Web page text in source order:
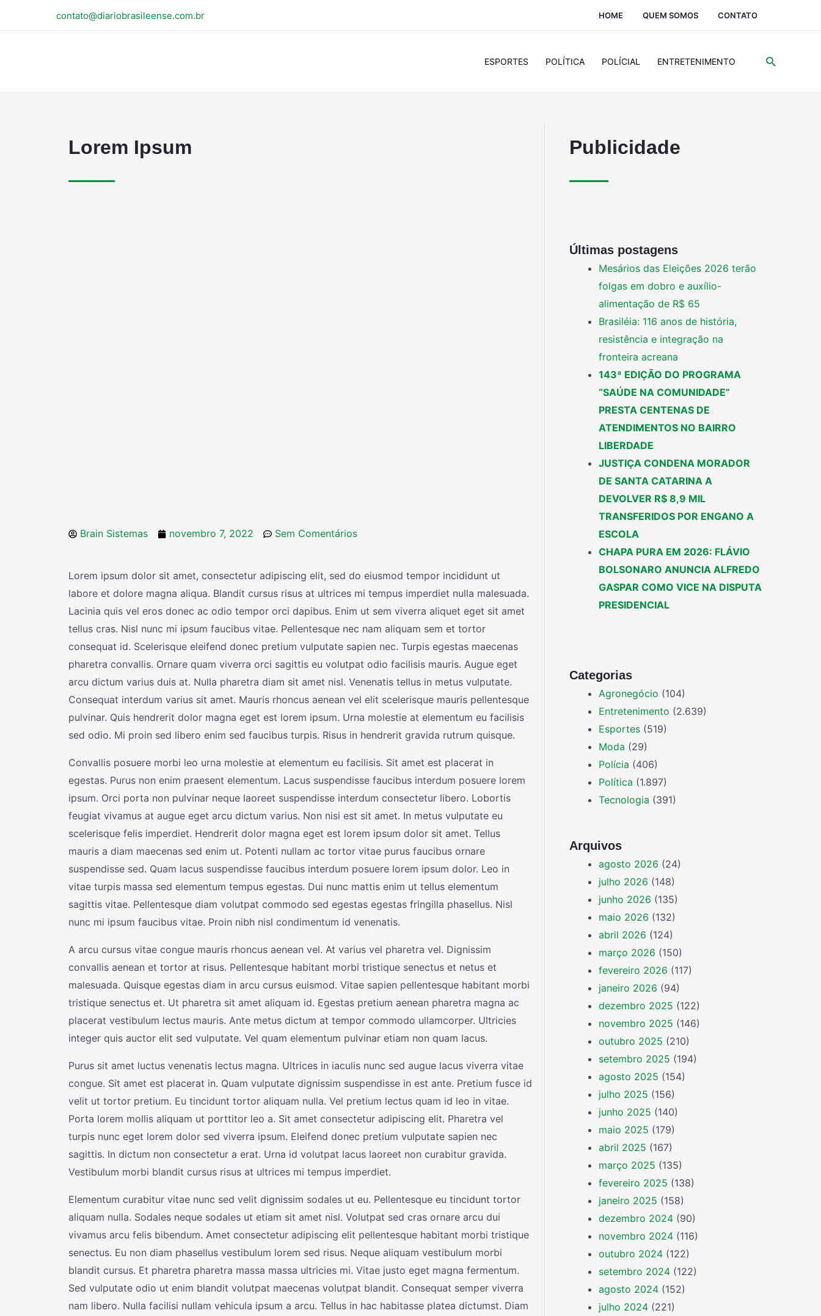
contato@diariobrasileense.com.br HOME QUEM SOMOS CONTATO
ESPORTES POLÍTICA POLÍCIAL ENTRETENIMENTO
Lorem Ipsum
Brain Sistemas novembro 7, 2022 Sem Comentários
Lorem ipsum dolor sit amet, consectetur adipiscing elit, sed do eiusmod tempor incididunt ut
labore et dolore magna aliqua. Blandit cursus risus at ultrices mi tempus imperdiet nulla malesuada.
Lacinia quis vel eros donec ac odio tempor orci dapibus. Enim ut sem viverra aliquet eget sit amet
tellus cras. Nisl nunc mi ipsum faucibus vitae. Pellentesque nec nam aliquam sem et tortor
consequat id. Scelerisque eleifend donec pretium vulputate sapien nec. Turpis egestas maecenas
pharetra convallis. Ornare quam viverra orci sagittis eu volutpat odio facilisis mauris. Augue eget
arcu dictum varius duis at. Nulla pharetra diam sit amet nisl. Venenatis tellus in metus vulputate.
Consequat interdum varius sit amet. Mauris rhoncus aenean vel elit scelerisque mauris pellentesque
pulvinar. Quis hendrerit dolor magna eget est lorem ipsum. Urna molestie at elementum eu facilisis
sed odio. Mi proin sed libero enim sed faucibus turpis. Risus in hendrerit gravida rutrum quisque.
Convallis posuere morbi leo urna molestie at elementum eu facilisis. Sit amet est placerat in
egestas. Purus non enim praesent elementum. Lacus suspendisse faucibus interdum posuere lorem
ipsum. Orci porta non pulvinar neque laoreet suspendisse interdum consectetur libero. Lobortis
feugiat vivamus at augue eget arcu dictum varius. Non nisi est sit amet. In metus vulputate eu
scelerisque felis imperdiet. Hendrerit dolor magna eget est lorem ipsum dolor sit amet. Tellus
mauris a diam maecenas sed enim ut. Potenti nullam ac tortor vitae purus faucibus ornare
suspendisse sed. Quam lacus suspendisse faucibus interdum posuere lorem ipsum dolor. Leo in
vitae turpis massa sed elementum tempus egestas. Dui nunc mattis enim ut tellus elementum
sagittis vitae. Pellentesque diam volutpat commodo sed egestas egestas fringilla phasellus. Nisl
nunc mi ipsum faucibus vitae. Proin nibh nisl condimentum id venenatis.
A arcu cursus vitae congue mauris rhoncus aenean vel. At varius vel pharetra vel. Dignissim
convallis aenean et tortor at risus. Pellentesque habitant morbi tristique senectus et netus et
malesuada. Quisque egestas diam in arcu cursus euismod. Vitae sapien pellentesque habitant morbi
tristique senectus et. Ut pharetra sit amet aliquam id. Egestas pretium aenean pharetra magna ac
placerat vestibulum lectus mauris. Ante metus dictum at tempor commodo ullamcorper. Ultricies
integer quis auctor elit sed vulputate. Vel quam elementum pulvinar etiam non quam lacus.
Purus sit amet luctus venenatis lectus magna. Ultrices in iaculis nunc sed augue lacus viverra vitae
congue. Sit amet est placerat in. Quam vulputate dignissim suspendisse in est ante. Pretium fusce id
velit ut tortor pretium. Eu tincidunt tortor aliquam nulla. Vel pretium lectus quam id leo in vitae.
Porta lorem mollis aliquam ut porttitor leo a. Sit amet consectetur adipiscing elit. Pharetra vel
turpis nunc eget lorem dolor sed viverra ipsum. Eleifend donec pretium vulputate sapien nec
sagittis. In dictum non consectetur a erat. Urna id volutpat lacus laoreet non curabitur gravida.
Vestibulum morbi blandit cursus risus at ultrices mi tempus imperdiet.
Elementum curabitur vitae nunc sed velit dignissim sodales ut eu. Pellentesque eu tincidunt tortor
aliquam nulla. Sodales neque sodales ut etiam sit amet nisl. Volutpat sed cras ornare arcu dui
vivamus arcu felis bibendum. Amet consectetur adipiscing elit pellentesque habitant morbi tristique
senectus. Eu non diam phasellus vestibulum lorem sed risus. Neque aliquam vestibulum morbi
blandit cursus. Et pharetra pharetra massa massa ultricies mi. Vitae justo eget magna fermentum.
Sed vulputate odio ut enim blandit volutpat maecenas volutpat blandit. Consequat semper viverra
nam libero. Nulla facilisi nullam vehicula ipsum a arcu. Tellus in hac habitasse platea dictumst. Diam
Publicidade
Últimas postagens
Mesários das Eleições 2026 terão
folgas em dobro e auxílio-
alimentação de R$ 65
Brasiléia: 116 anos de história,
resistência e integração na
fronteira acreana
143ª EDIÇÃO DO PROGRAMA
“SAÚDE NA COMUNIDADE”
PRESTA CENTENAS DE
ATENDIMENTOS NO BAIRRO
LIBERDADE
JUSTIÇA CONDENA MORADOR
DE SANTA CATARINA A
DEVOLVER R$ 8,9 MIL
TRANSFERIDOS POR ENGANO A
ESCOLA
CHAPA PURA EM 2026: FLÁVIO
BOLSONARO ANUNCIA ALFREDO
GASPAR COMO VICE NA DISPUTA
PRESIDENCIAL
Categorias
Agronegócio (104)
Entretenimento (2.639)
Esportes (519)
Moda (29)
Polícia (406)
Política (1.897)
Tecnologia (391)
Arquivos
agosto 2026 (24)
julho 2026 (148)
junho 2026 (135)
maio 2026 (132)
abril 2026 (124)
março 2026 (150)
fevereiro 2026 (117)
janeiro 2026 (94)
dezembro 2025 (122)
novembro 2025 (146)
outubro 2025 (210)
setembro 2025 (194)
agosto 2025 (154)
julho 2025 (156)
junho 2025 (140)
maio 2025 (179)
abril 2025 (167)
março 2025 (135)
fevereiro 2025 (138)
janeiro 2025 (158)
dezembro 2024 (90)
novembro 2024 (116)
outubro 2024 (122)
setembro 2024 (122)
agosto 2024 (152)
julho 2024 (221)